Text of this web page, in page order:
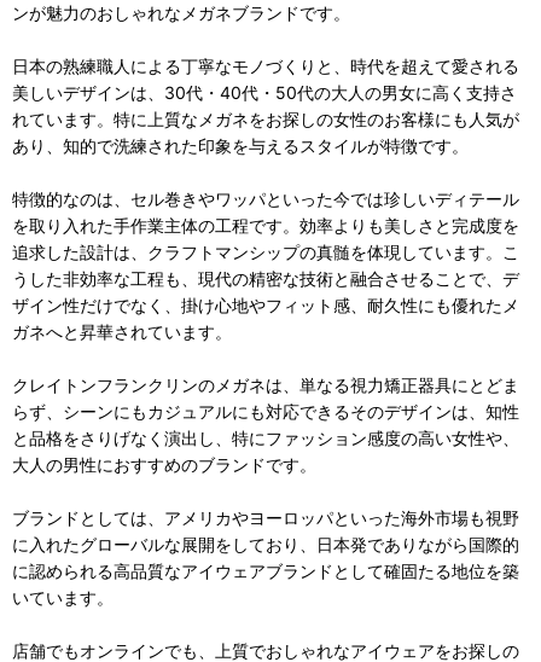
ンが魅力のおしゃれなメガネブランドです。
日本の熟練職人による丁寧なモノづくりと、時代を超えて愛される
美しいデザインは、30代・40代・50代の大人の男女に高く支持さ
れています。特に上質なメガネをお探しの女性のお客様にも人気が
あり、知的で洗練された印象を与えるスタイルが特徴です。
特徴的なのは、セル巻きやワッパといった今では珍しいディテール
を取り入れた手作業主体の工程です。効率よりも美しさと完成度を
追求した設計は、クラフトマンシップの真髄を体現しています。こ
うした非効率な工程も、現代の精密な技術と融合させることで、デ
ザイン性だけでなく、掛け心地やフィット感、耐久性にも優れたメ
ガネへと昇華されています。
クレイトンフランクリンのメガネは、単なる視力矯正器具にとどま
らず、シーンにもカジュアルにも対応できるそのデザインは、知性
と品格をさりげなく演出し、特にファッション感度の高い女性や、
大人の男性におすすめのブランドです。
ブランドとしては、アメリカやヨーロッパといった海外市場も視野
に入れたグローバルな展開をしており、日本発でありながら国際的
に認められる高品質なアイウェアブランドとして確固たる地位を築
いています。
店舗でもオンラインでも、上質でおしゃれなアイウェアをお探しの